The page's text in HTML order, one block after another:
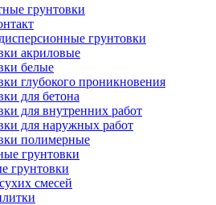
грунтовки
грунтовки
акриловые
белые
глубокого проникновения
для бетона
для внутренних работ
для наружных работ
полимерные
грунтовки
грунтовки
смесей